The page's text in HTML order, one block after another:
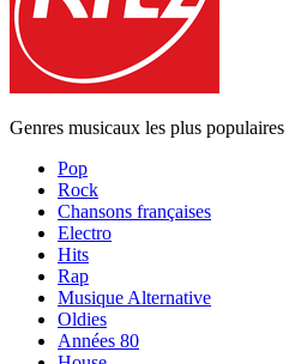
Genres musicaux les plus populaires
Pop
Rock
Chansons françaises
Electro
Hits
Rap
Musique Alternative
Oldies
Années 80